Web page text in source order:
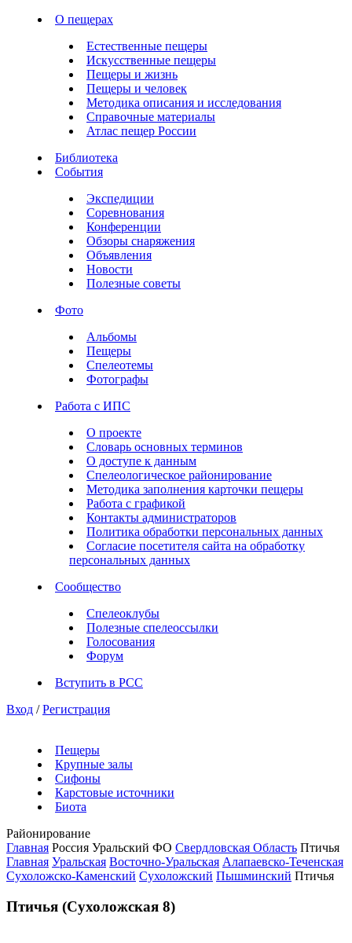
О пещерах
Естественные пещеры
Искусственные пещеры
Пещеры и жизнь
Пещеры и человек
Методика описания и исследования
Справочные материалы
Атлас пещер России
Библиотека
События
Экспедиции
Соревнования
Конференции
Обзоры снаряжения
Объявления
Новости
Полезные советы
Фото
Альбомы
Пещеры
Спелеотемы
Фотографы
Работа с ИПС
О проекте
Словарь основных терминов
О доступе к данным
Спелеологическое районирование
Методика заполнения карточки пещеры
Работа с графикой
Контакты администраторов
Политика обработки персональных данных
Согласие посетителя сайта на обработку
персональных данных
Сообщество
Спелеоклубы
Полезные спелеоссылки
Голосования
Форум
Вступить в РСС
Вход / Регистрация
Пещеры
Крупные залы
Сифоны
Карстовые источники
Биота
Районирование
Главная Россия Уральский ФО Свердловская Область Птичья
Главная Уральская Восточно-Уральская Алапаевско-Теченская
Сухоложско-Каменский Сухоложский Пышминский Птичья
Птичья (Сухоложская 8)